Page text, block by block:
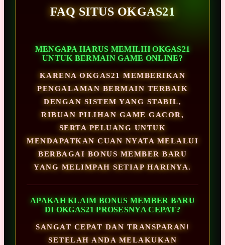
FAQ SITUS OKGAS21
MENGAPA HARUS MEMILIH OKGAS21
UNTUK BERMAIN GAME ONLINE?
KARENA OKGAS21 MEMBERIKAN
PENGALAMAN BERMAIN TERBAIK
DENGAN SISTEM YANG STABIL,
RIBUAN PILIHAN GAME GACOR,
SERTA PELUANG UNTUK
MENDAPATKAN CUAN NYATA MELALUI
BERBAGAI BONUS MEMBER BARU
YANG MELIMPAH SETIAP HARINYA.
APAKAH KLAIM BONUS MEMBER BARU
DI OKGAS21 PROSESNYA CEPAT?
SANGAT CEPAT DAN TRANSPARAN!
SETELAH ANDA MELAKUKAN